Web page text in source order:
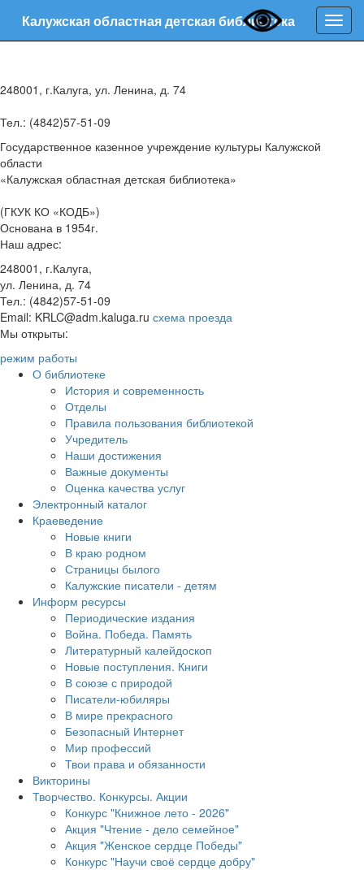
Калужская областная детская библиотека
248001, г.Калуга, ул. Ленина, д. 74
Тел.: (4842)57-51-09
Государственное казенное учреждение культуры Калужской
области
«Калужская областная детская библиотека»
(ГКУК КО «КОДБ»)
Основана в 1954г.
Наш адрес:
248001, г.Калуга,
ул. Ленина, д. 74
Тел.: (4842)57-51-09
Email: KRLC@adm.kaluga.ru схема проезда
Мы открыты:
режим работы
О библиотеке
История и современность
Отделы
Правила пользования библиотекой
Учредитель
Наши достижения
Важные документы
Оценка качества услуг
Электронный каталог
Краеведение
Новые книги
В краю родном
Страницы былого
Калужские писатели - детям
Информ ресурсы
Периодические издания
Война. Победа. Память
Литературный калейдоскоп
Новые поступления. Книги
В союзе с природой
Писатели-юбиляры
В мире прекрасного
Безопасный Интернет
Мир профессий
Твои права и обязанности
Викторины
Творчество. Конкурсы. Акции
Конкурс "Книжное лето - 2026"
Акция "Чтение - дело семейное"
Акция "Женское сердце Победы"
Конкурс "Научи своё сердце добру"